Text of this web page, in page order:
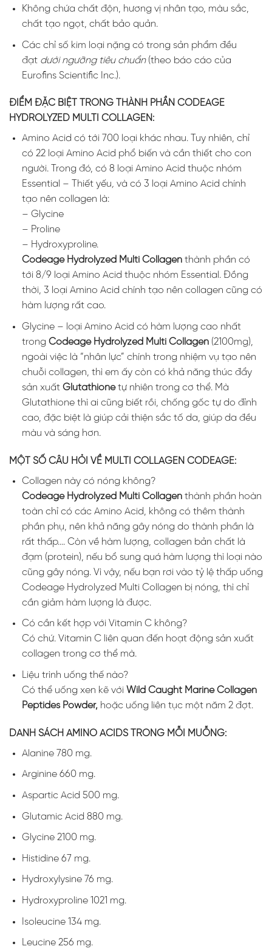
Không chứa chất độn, hương vị nhân tạo, màu sắc,
chất tạo ngọt, chất bảo quản.
Các chỉ số kim loại nặng có trong sản phẩm đều
đạt dưới ngưỡng tiêu chuẩn (theo báo cáo của
Eurofins Scientific Inc.).
ĐIỂM ĐẶC BIỆT TRONG THÀNH PHẦN CODEAGE
HYDROLYZED MULTI COLLAGEN:
Amino Acid có tới 700 loại khác nhau. Tuy nhiên, chỉ
có 22 loại Amino Acid phổ biến và cần thiết cho con
người. Trong đó, có 8 loại Amino Acid thuộc nhóm
Essential – Thiết yếu, và có 3 loại Amino Acid chính
tạo nên collagen là:
– Glycine
– Proline
– Hydroxyproline.
Codeage Hydrolyzed Multi Collagenthành phần có
tới 8/9 loại Amino Acid thuộc nhóm Essential. Đồng
thời, 3 loại Amino Acid chính tạo nên collagen cũng có
hàm lượng rất cao.
Glycine – loại Amino Acid có hàm lượng cao nhất
trong Codeage Hydrolyzed Multi Collagen (2100mg),
ngoài việc là “nhân lực” chính trong nhiệm vụ tạo nên
chuỗi collagen, thì em ấy còn có khả năng thúc đẩy
sản xuất Glutathionetự nhiên trong cơ thể. Mà
Glutathione thì ai cũng biết rồi, chống gốc tự do đỉnh
cao, đặc biệt là giúp cải thiện sắc tố da, giúp da đều
màu và sáng hơn.
MỘT SỐ CÂU HỎI VỀ MULTI COLLAGEN CODEAGE:
Collagen này có nóng không?
Codeage Hydrolyzed Multi Collagen thành phần hoàn
toàn chỉ có các Amino Acid, không có thêm thành
phần phụ, nên khả năng gây nóng do thành phần là
rất thấp…. Còn về hàm lượng, collagen bản chất là
đạm (protein), nếu bổ sung quá hàm lượng thì loại nào
cũng gây nóng. Vì vậy, nếu bạn rơi vào tỷ lệ thấp uống
Codeage Hydrolyzed Multi Collagen bị nóng, thì chỉ
cần giảm hàm lượng là được.
Có cần kết hợp với Vitamin C không?
Có chứ. Vitamin C liên quan đến hoạt động sản xuất
collagen trong cơ thể mà.
Liệu trình uống thế nào?
Có thể uống xen kẽ với Wild Caught Marine Collagen
Peptides Powder, hoặc uống liên tục một năm 2 đợt.
DANH SÁCH AMINO ACIDS TRONG MỖI MUỖNG:
Alanine 780 mg.
Arginine 660 mg.
Aspartic Acid 500 mg.
Glutamic Acid 880 mg.
Glycine 2100 mg.
Histidine 67 mg.
Hydroxylysine 76 mg.
Hydroxyproline 1021 mg.
Isoleucine 134 mg.
Leucine 256 mg.